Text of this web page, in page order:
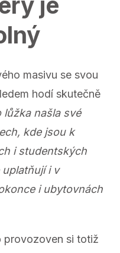
masivu se svou
hodí skutečně
lůžka našla své
kde jsou k
i studentských
i v
i ubytovnách
provozoven si totiž